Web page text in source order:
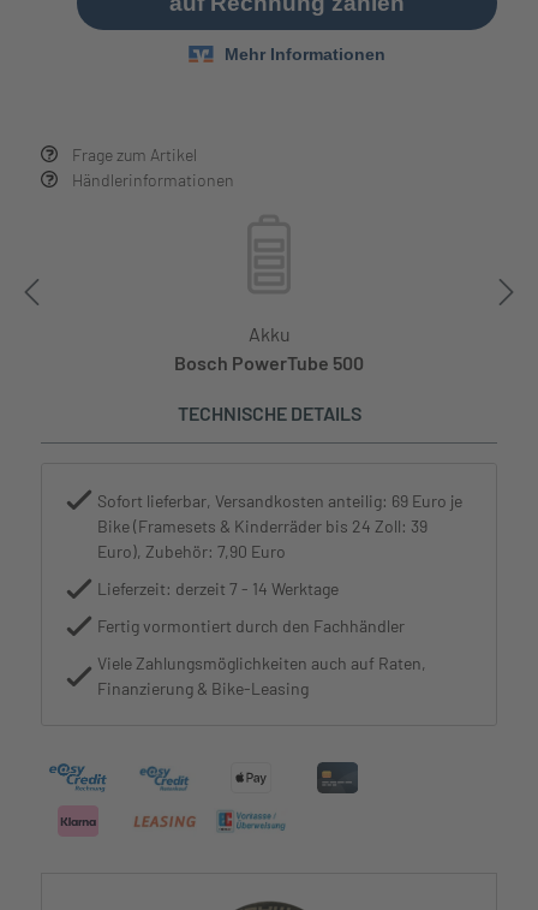
Frage zum Artikel
Händlerinformationen
Akku
Bosch PowerTube 500
TECHNISCHE DETAILS
Sofort lieferbar, Versandkosten anteilig: 69 Euro je
Bike (Framesets & Kinderräder bis 24 Zoll: 39
Euro), Zubehör: 7,90 Euro
Lieferzeit: derzeit 7 - 14 Werktage
Fertig vormontiert durch den Fachhändler
Viele Zahlungsmöglichkeiten auch auf Raten,
Finanzierung & Bike-Leasing